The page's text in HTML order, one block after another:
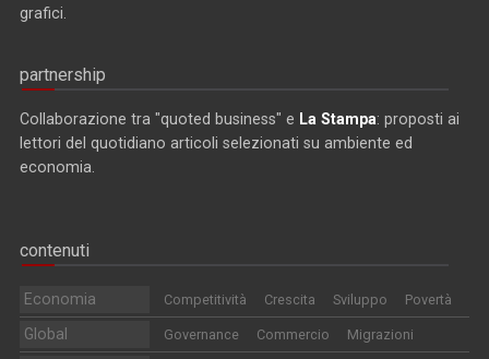
grafici.
partnership
Collaborazione tra "quoted business" e La Stampa: proposti ai
lettori del quotidiano articoli selezionati su ambiente ed
economia.
contenuti
Economia Competitività Crescita Sviluppo Povertà
Global Governance Commercio Migrazioni